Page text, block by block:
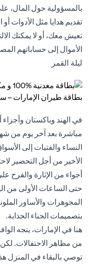
بالمسؤولية حول المال،
تقديم هدايا مثل الأدوات أو
تعيش معك، أو لا يمكنك
الأموال إلى حساباتهم
ليلة القمر
في الهند وباكستان
مباشرة بعد آخر يوم من
النساء والفتيات إلى
الأخير من أجل التحضير
أجواء من الإثارة والفرح
حتى الساعات الأولى من
المجوهرات والأساور
بتصميمات الحناء الجذابة.
هنا في الإمارات، يتجه
من مظاهر الاحتفالات.
توصي بالبقاء في المنزل